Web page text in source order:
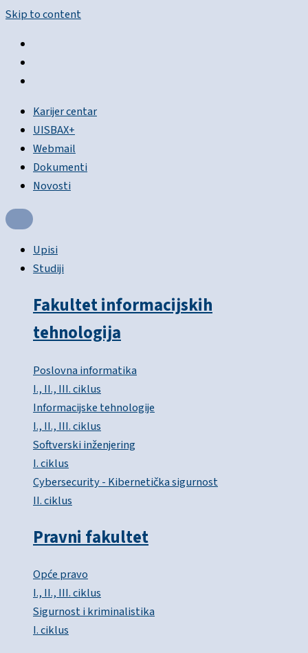
Skip to content
Karijer centar
UISBAX+
Webmail
Dokumenti
Novosti
Upisi
Studiji
Fakultet informacijskih
tehnologija
Poslovna informatika
I., II., III. ciklus
Informacijske tehnologije
I., II., III. ciklus
Softverski inženjering
I. ciklus
Cybersecurity - Kibernetička sigurnost
II. ciklus
Pravni fakultet
Opće pravo
I., II., III. ciklus
Sigurnost i kriminalistika
I. ciklus